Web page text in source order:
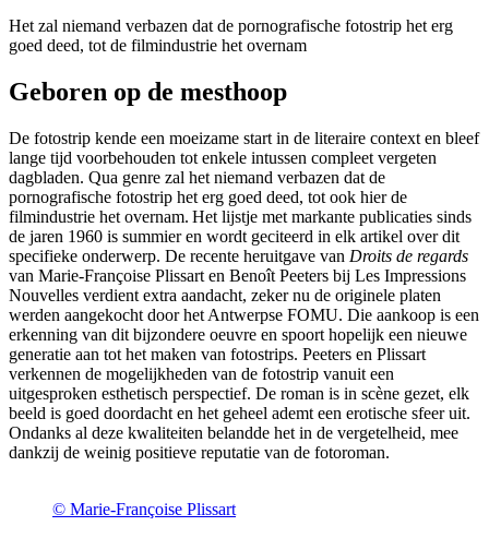
Het zal niemand verbazen dat de pornografische fotostrip het erg
goed deed, tot de filmindustrie het overnam
Geboren op de mesthoop
De fotostrip kende een moeizame start in de literaire context en bleef
lange tijd voorbehouden tot enkele intussen compleet vergeten
dagbladen. Qua genre zal het niemand verbazen dat de
pornografische fotostrip het erg goed deed, tot ook hier de
filmindustrie het overnam. Het lijstje met markante publicaties sinds
de jaren 1960 is summier en wordt geciteerd in elk artikel over dit
specifieke onderwerp. De recente heruitgave van Droits de regards
van Marie-Françoise Plissart en Benoît Peeters bij Les Impressions
Nouvelles verdient extra aandacht, zeker nu de originele platen
werden aangekocht door het Antwerpse FOMU. Die aankoop is een
erkenning van dit bijzondere oeuvre en spoort hopelijk een nieuwe
generatie aan tot het maken van fotostrips. Peeters en Plissart
verkennen de mogelijkheden van de fotostrip vanuit een
uitgesproken esthetisch perspectief. De roman is in scène gezet, elk
beeld is goed doordacht en het geheel ademt een erotische sfeer uit.
Ondanks al deze kwaliteiten belandde het in de vergetelheid, mee
dankzij de weinig positieve reputatie van de fotoroman.
© Marie-Françoise Plissart